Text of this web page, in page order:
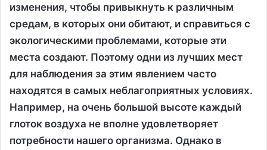
изменения, чтобы привыкнуть к различным
средам, в которых они обитают, и справиться с
экологическими проблемами, которые эти
места создают. Поэтому одни из лучших мест
для наблюдения за этим явлением часто
находятся в самых неблагоприятных условиях.
Например, на очень большой высоте каждый
глоток воздуха не вполне удовлетворяет
потребности нашего организма. Однако в